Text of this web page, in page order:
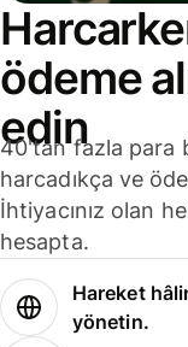
ödeme
edin
40'tan fazla para
harcadıkça ve
İhtiyacınız olan
hesapta.
Hareket
yönetin.